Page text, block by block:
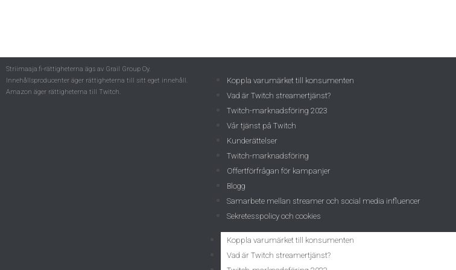
Striimaaja.fi-rättigheterna ägs av Grail Group Oy.
Innehållsproducenter äger rättigheterna till sitt eget innehåll.
Amazon äger rättigheterna till Twitch.
Koppla varumärket till konsumenten
Vad är Twitch streamertjänst?
Twitch-marknadsföring 2023
Vår tjänst på Twitch
Kunderättelser
Twitch-marknadsföring
Offertförfrågan för kampanjer
Blogg
Samarbete mellan streamer och social media influencer
Sekretesspolicy och cookies
Koppla varumärket till konsumenten
Vad är Twitch streamertjänst?